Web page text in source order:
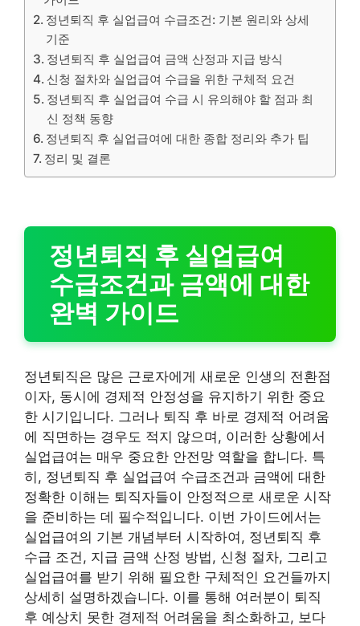
정년퇴직 후 실업급여 수급조건: 기본 원리와 상세
기준
정년퇴직 후 실업급여 금액 산정과 지급 방식
신청 절차와 실업급여 수급을 위한 구체적 요건
정년퇴직 후 실업급여 수급 시 유의해야 할 점과 최
신 정책 동향
정년퇴직 후 실업급여에 대한 종합 정리와 추가 팁
정리 및 결론
정년퇴직 후 실업급여
수급조건과 금액에 대한
완벽 가이드
정년퇴직은 많은 근로자에게 새로운 인생의 전환점
이자, 동시에 경제적 안정성을 유지하기 위한 중요
한 시기입니다. 그러나 퇴직 후 바로 경제적 어려움
에 직면하는 경우도 적지 않으며, 이러한 상황에서
실업급여는 매우 중요한 안전망 역할을 합니다. 특
히, 정년퇴직 후 실업급여 수급조건과 금액에 대한
정확한 이해는 퇴직자들이 안정적으로 새로운 시작
을 준비하는 데 필수적입니다. 이번 가이드에서는
실업급여의 기본 개념부터 시작하여, 정년퇴직 후
수급 조건, 지급 금액 산정 방법, 신청 절차, 그리고
실업급여를 받기 위해 필요한 구체적인 요건들까지
상세히 설명하겠습니다. 이를 통해 여러분이 퇴직
후 예상치 못한 경제적 어려움을 최소화하고, 보다